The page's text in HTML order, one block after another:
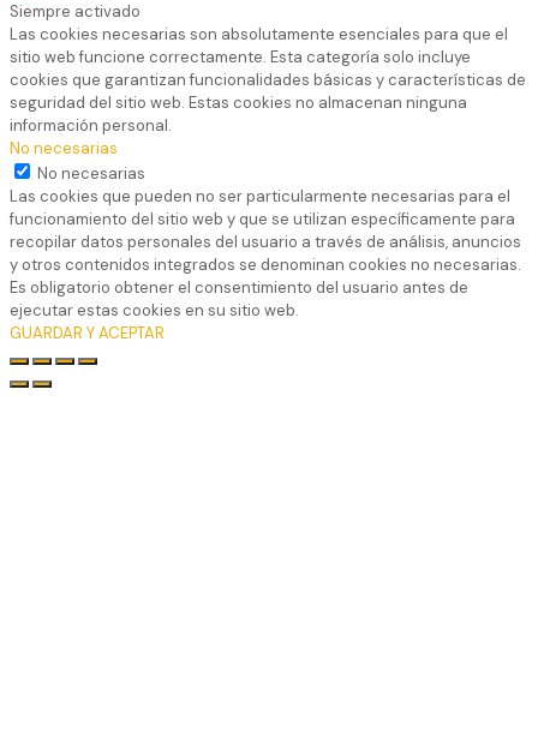
Siempre activado
Las cookies necesarias son absolutamente esenciales para que el
sitio web funcione correctamente. Esta categoría solo incluye
cookies que garantizan funcionalidades básicas y características de
seguridad del sitio web. Estas cookies no almacenan ninguna
información personal.
No necesarias
No necesarias
Las cookies que pueden no ser particularmente necesarias para el
funcionamiento del sitio web y que se utilizan específicamente para
recopilar datos personales del usuario a través de análisis, anuncios
y otros contenidos integrados se denominan cookies no necesarias.
Es obligatorio obtener el consentimiento del usuario antes de
ejecutar estas cookies en su sitio web.
GUARDAR Y ACEPTAR